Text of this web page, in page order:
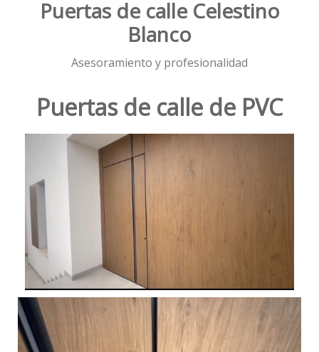
Puertas de calle Celestino
Blanco
Asesoramiento y profesionalidad
Puertas de calle de PVC